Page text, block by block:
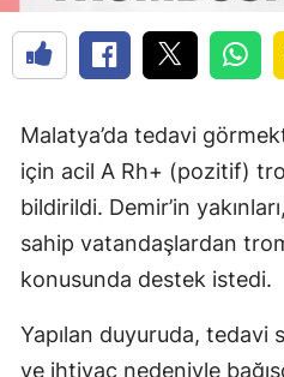
Malatya’da tedavi
için acil A Rh+ (pozitif)
bildirildi. Demir’in
sahip vatandaşlardan
konusunda destek istedi.
Yapılan duyuruda, tedavi
ve ihtiyaç nedeniyle